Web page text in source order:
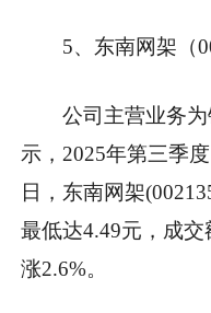
5、东南网架（
公司主营业务
示，2025年第三季
日，东南网架
最低达4.49元，成
涨2.6%。